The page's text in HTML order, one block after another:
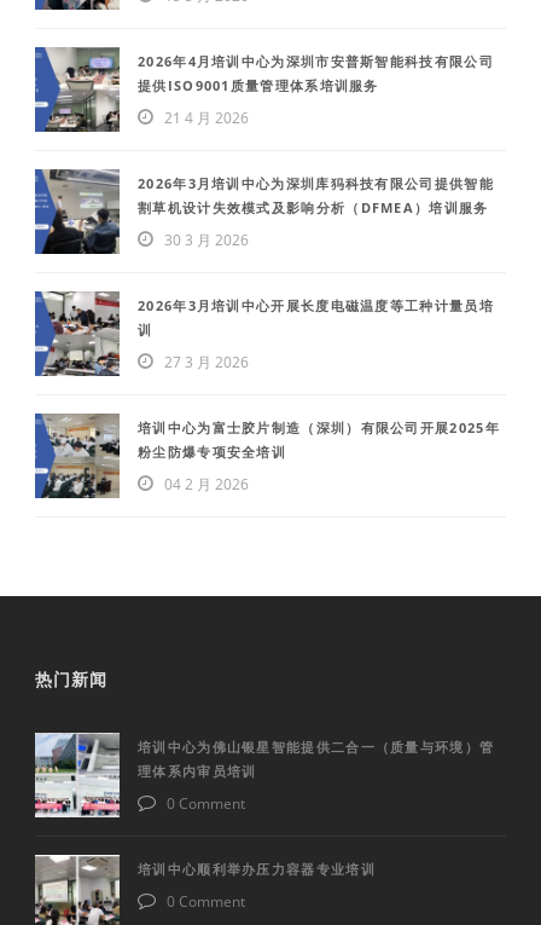
2026年4月培训中心为深圳市安普斯智能科技有限公司
提供ISO9001质量管理体系培训服务
21 4 月 2026
2026年3月培训中心为深圳库犸科技有限公司提供智能
割草机设计失效模式及影响分析（DFMEA）培训服务
30 3 月 2026
2026年3月培训中心开展长度电磁温度等工种计量员培
训
27 3 月 2026
培训中心为富士胶片制造（深圳）有限公司开展2025年
粉尘防爆专项安全培训
04 2 月 2026
热门新闻
培训中心为佛山银星智能提供二合一（质量与环境）管
理体系内审员培训
0 Comment
培训中心顺利举办压力容器专业培训
0 Comment